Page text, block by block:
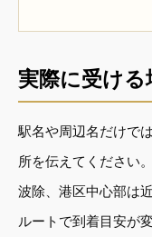
実際に受け
駅名や周辺名だけで
所を伝えてください
波除、港区中心部は
ルートで到着目安が